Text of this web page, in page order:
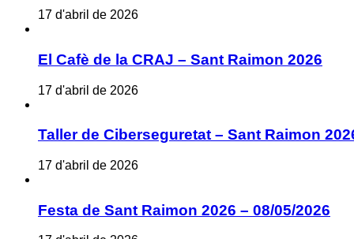
17 d'abril de 2026
El Cafè de la CRAJ – Sant Raimon 2026
17 d'abril de 2026
Taller de Ciberseguretat – Sant Raimon
17 d'abril de 2026
Festa de Sant Raimon 2026 – 08/05/2026